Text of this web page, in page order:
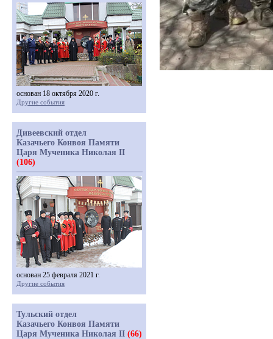
основан 18 октября 2020 г.
Другие события
Дивеевский отдел
Казачьего Конвоя Памяти
Царя Мученика Николая II
(106)
основан 25 февраля 2021 г.
Другие события
Тульский отдел
Казачьего Конвоя Памяти
Царя Мученика Николая II (66)